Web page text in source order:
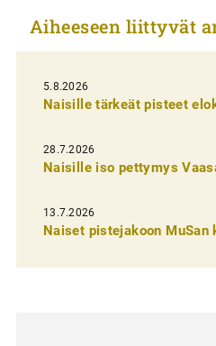
k
e
l
i
e
n
e
Aiheeseen liittyvät
5.8.2026
Naisille tärkeät pisteet
28.7.2026
Naisille iso pettymys
13.7.2026
Naiset pistejakoon MuSan